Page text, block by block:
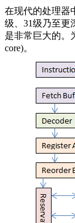
在现代的处理器
级、31级乃至更
是非常巨大的。
core)。